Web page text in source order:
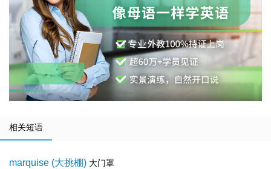
相关短语
marquise (大挑棚) 大门罩